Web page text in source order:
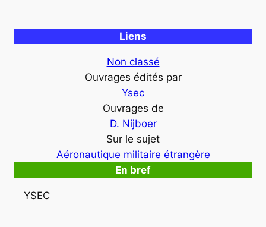
Liens
Non classé
Ouvrages édités par
Ysec
Ouvrages de
D. Nijboer
Sur le sujet
Aéronautique militaire étrangère
En bref
YSEC